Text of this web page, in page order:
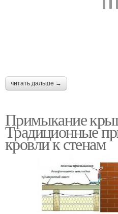
читать дальше →
Примыкание
Традиционные
кровли к стенам